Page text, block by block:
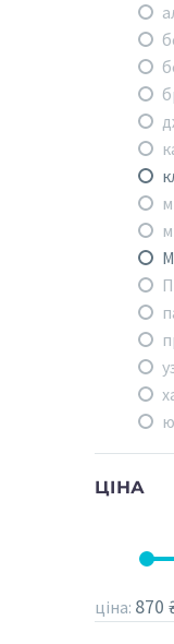
ЦІНА
ціна: 870